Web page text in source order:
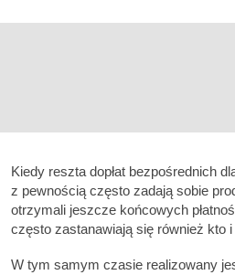
Kiedy reszta dopłat bezpośrednich
z pewnością często zadają sobie
otrzymali jeszcze końcowych
często zastanawiają się również kto i
W tym samym czasie realizowany